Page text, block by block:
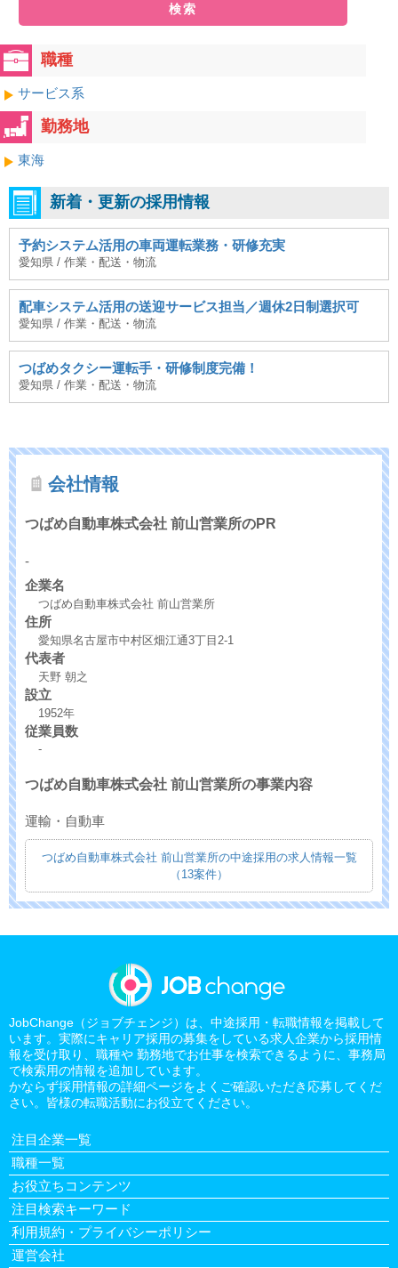
検索
職種
サービス系
勤務地
東海
新着・更新の採用情報
予約システム活用の車両運転業務・研修充実
愛知県 / 作業・配送・物流
配車システム活用の送迎サービス担当／週休2日制選択可
愛知県 / 作業・配送・物流
つばめタクシー運転手・研修制度完備！
愛知県 / 作業・配送・物流
会社情報
つばめ自動車株式会社 前山営業所のPR
-
企業名
つばめ自動車株式会社 前山営業所
住所
愛知県名古屋市中村区畑江通3丁目2-1
代表者
天野 朝之
設立
1952年
従業員数
-
つばめ自動車株式会社 前山営業所の事業内容
運輸・自動車
つばめ自動車株式会社 前山営業所の中途採用の求人情報一覧
（13案件）
JobChange（ジョブチェンジ）は、中途採用・転職情報を掲載して
います。実際にキャリア採用の募集をしている求人企業から採用情
報を受け取り、職種や 勤務地でお仕事を検索できるように、事務局
で検索用の情報を追加しています。
かならず採用情報の詳細ページをよくご確認いただき応募してくだ
さい。皆様の転職活動にお役立てください。
注目企業一覧
職種一覧
お役立ちコンテンツ
注目検索キーワード
利用規約・プライバシーポリシー
運営会社